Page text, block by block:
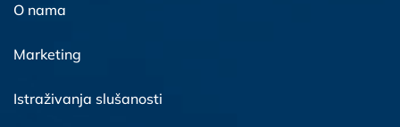
O nama
Marketing
Istraživanja slušanosti